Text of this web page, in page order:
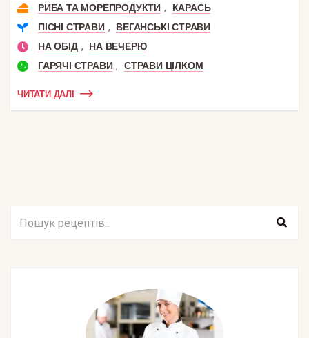
РИБА ТА МОРЕПРОДУКТИ ,
КАРАСЬ
ПІСНІ СТРАВИ ,
ВЕГАНСЬКІ СТРАВИ
НА ОБІД ,
НА ВЕЧЕРЮ
ГАРЯЧІ СТРАВИ , СТРАВИ ЦІЛКОМ
ЧИТАТИ ДАЛІ